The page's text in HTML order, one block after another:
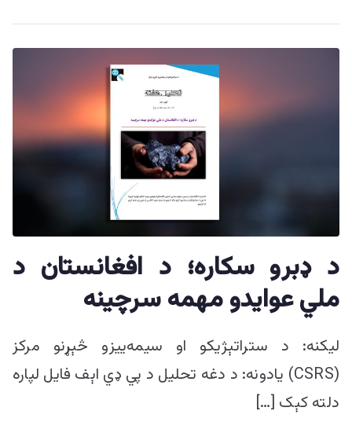
د ډبرو سکاره؛ د افغانستان د
ملي عوایدو مهمه سرچینه
لیکنه: د ستراتېژیکو او سیمه‌ییزو څېړنو مرکز
(CSRS) یادونه: د دغه تحلیل د پي ډي اېف فایل لپاره
دلته کېک […]